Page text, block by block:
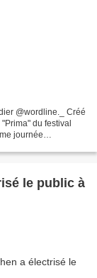
@wordline._ Créé
du festival
journée
le public à